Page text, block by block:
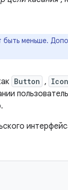
меньше.
Button ,